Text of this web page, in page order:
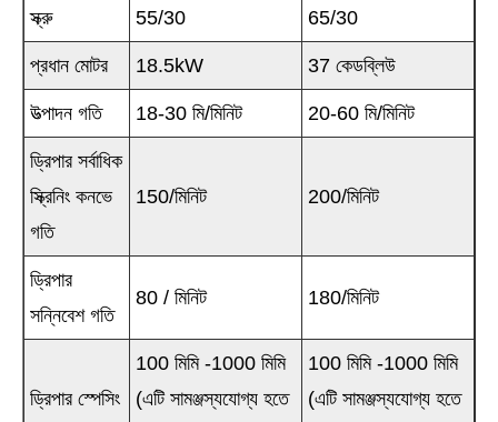
স্ক্রু 55/30 65/30
প্রধান মোটর 18.5kW 37 কেডব্লিউ
উত্পাদন গতি 18-30 মি/মিনিট 20-60 মি/মিনিট
ড্রিপার সর্বাধিক
স্ক্রিনিং কনভে
গতি
150/মিনিট 200/মিনিট
ড্রিপার
সন্নিবেশ গতি
80 / মিনিট 180/মিনিট
ড্রিপার স্পেসিং
100 মিমি -1000 মিমি
(এটি সামঞ্জস্যযোগ্য হতে
100 মিমি -1000 মিমি
(এটি সামঞ্জস্যযোগ্য হতে